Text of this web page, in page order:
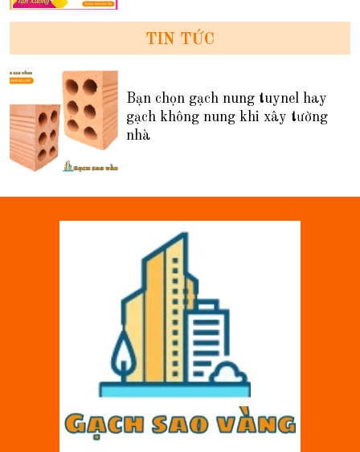
TIN TỨC
Bạn chọn gạch nung tuynel hay
gạch không nung khi xây tường
nhà